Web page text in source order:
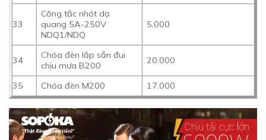
33
Công tắc nhót dạ
quang 5A-250V
NDQ1/NDQ
5.000
34
Chóa đèn lắp sẵn đui
chịu mưa B200
20.000
35 Chóa đèn M200 17.000